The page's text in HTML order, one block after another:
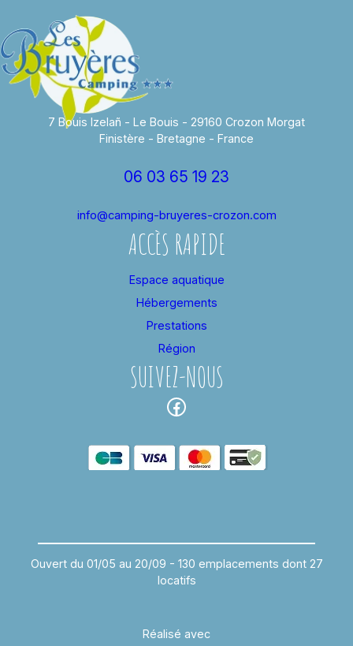
7 Bouis Izelañ - Le Bouis - 29160 Crozon Morgat
Finistère - Bretagne - France
06 03 65 19 23
info@camping-bruyeres-crozon.com
ACCÈS RAPIDE
Espace aquatique
Hébergements
Prestations
Région
SUIVEZ-NOUS
Facebook
Ouvert du 01/05 au 20/09 - 130 emplacements dont 27
locatifs
Réalisé avec